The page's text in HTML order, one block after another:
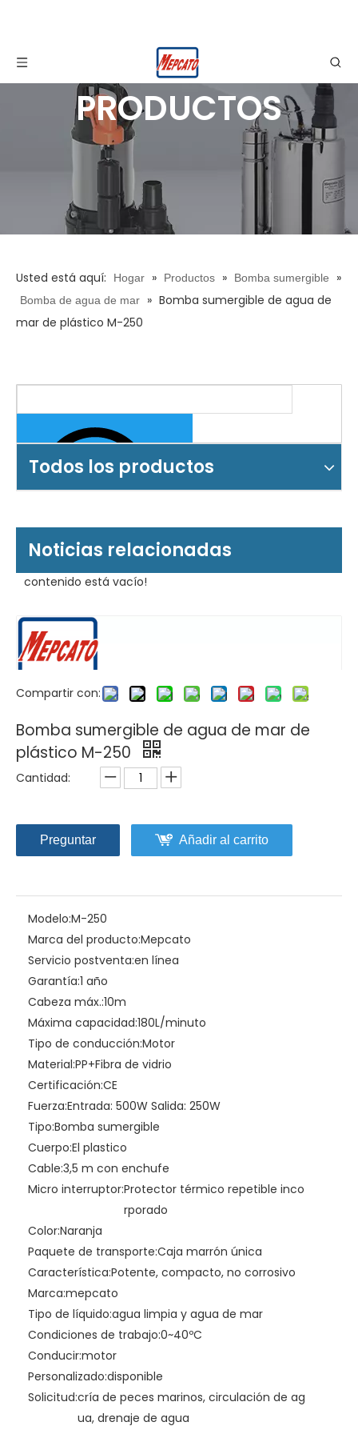
PRODUCTOS
Usted está aquí: Hogar » Productos » Bomba sumergible »
Bomba de agua de mar » Bomba sumergible de agua de
mar de plástico M-250
Todos los productos
Noticias relacionadas
contenido está vacío!
Compartir con:
Bomba sumergible de agua de mar de
plástico M-250
Cantidad:
Preguntar Añadir al carrito
Modelo:M-250
Marca del producto:Mepcato
Servicio postventa:en línea
Garantía:1 año
Cabeza máx.:10m
Máxima capacidad:180L/minuto
Tipo de conducción:Motor
Material:PP+Fibra de vidrio
Certificación:CE
Fuerza:Entrada: 500W Salida: 250W
Tipo:Bomba sumergible
Cuerpo:El plastico
Cable:3,5 m con enchufe
Micro interruptor:Protector térmico repetible inco
rporado
Color:Naranja
Paquete de transporte:Caja marrón única
Característica:Potente, compacto, no corrosivo
Marca:mepcato
Tipo de líquido:agua limpia y agua de mar
Condiciones de trabajo:0~40ºC
Conducir:motor
Personalizado:disponible
Solicitud:cría de peces marinos, circulación de ag
ua, drenaje de agua